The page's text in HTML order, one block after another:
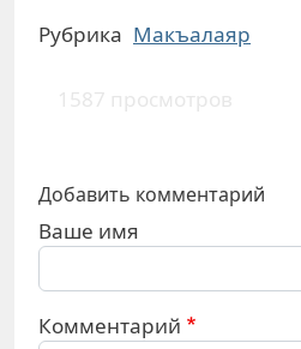
Рубрика Макъалаяр
1587 просмотров
Добавить комментарий
Ваше имя
Комментарий